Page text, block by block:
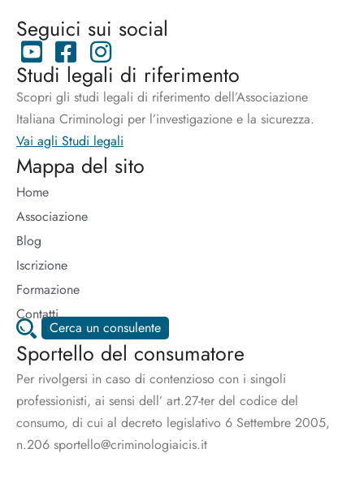
Seguici sui social
Studi legali di riferimento
Scopri gli studi legali di riferimento dell’Associazione
Italiana Criminologi per l’investigazione e la sicurezza.
Vai agli Studi legali
Mappa del sito
Home
Associazione
Blog
Iscrizione
Formazione
Contatti
Cerca un consulente
Sportello del consumatore
Per rivolgersi in caso di contenzioso con i singoli
professionisti, ai sensi dell’ art.27-ter del codice del
consumo, di cui al decreto legislativo 6 Settembre 2005,
n.206 sportello@criminologiaicis.it